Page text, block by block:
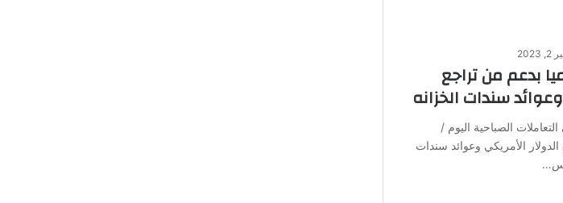
بدعم من تراجع
سندات الخزانه
الصباحية اليوم /
الأمريكي وعوائد سندات